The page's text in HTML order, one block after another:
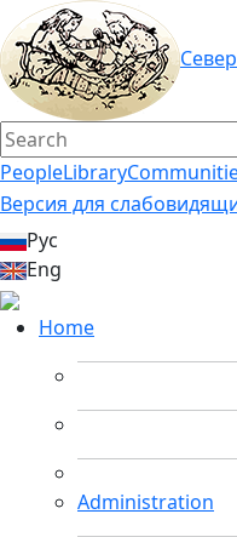
PeopleLibrary
Версия для
Рус
Eng
Home
Administration